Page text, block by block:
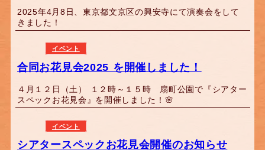
2025年4月8日、東京都文京区の興安寺にて演奏会をして
きました！
イベント
合同お花見会2025 を開催しました！
４月１２日（土） １２時～１５時 扇町公園で『シアター
スペックお花見会』を開催しました！🌸
イベント
シアタースペックお花見会開催のお知らせ